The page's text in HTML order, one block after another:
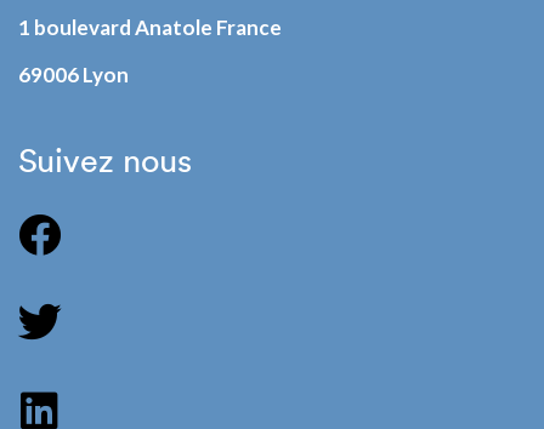
1 boulevard Anatole France
69006 Lyon
Suivez nous